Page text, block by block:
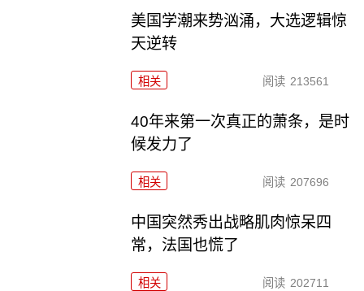
美国学潮来势汹涌，大选逻辑惊
天逆转
相关 阅读 213561
40年来第一次真正的萧条，是时
候发力了
相关 阅读 207696
中国突然秀出战略肌肉惊呆四
常，法国也慌了
相关 阅读 202711